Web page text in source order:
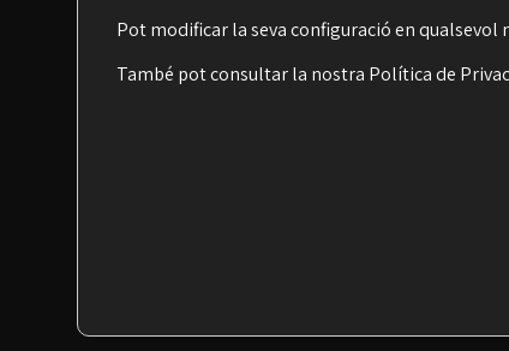
Pot modificar la seva configuració en
També pot consultar la nostra Política de